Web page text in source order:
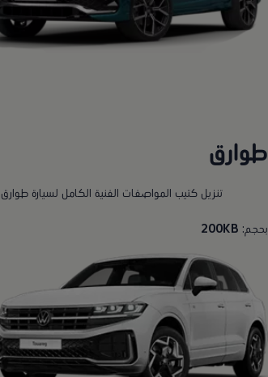
طوارق
تنزيل كتيب المواصفات الفنية الكامل لسيارة طوارق
بحجم: 200KB